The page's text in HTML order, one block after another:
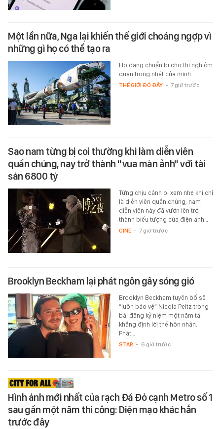
Một lần nữa, Nga lại khiến thế giới choáng ngợp vì
những gì họ có thể tạo ra
Họ đang chuẩn bị cho thí nghiệm
quan trọng nhất của mình.
THẾ GIỚI ĐÓ ĐÂY - 7 giờ trước
Sao nam từng bị coi thường khi làm diễn viên
quần chúng, nay trở thành "vua màn ảnh" với tài
sản 6800 tỷ
Từng chịu cảnh bị xem nhẹ khi chỉ
là diễn viên quần chúng, nam
diễn viên này đã vươn lên trở
thành biểu tượng của điện ảnh…
CINE - 7 giờ trước
Brooklyn Beckham lại phát ngôn gây sóng gió
Brooklyn Beckham tuyên bố sẽ
“luôn bảo vệ” Nicola Peltz trong
bài đăng kỷ niệm một năm tái
khẳng định lời thề hôn nhân.
Phát…
STAR - 6 giờ trước
Hình ảnh mới nhất của rạch Đá Đỏ cạnh Metro số 1
sau gần một năm thi công: Diện mạo khác hẳn
trước đây